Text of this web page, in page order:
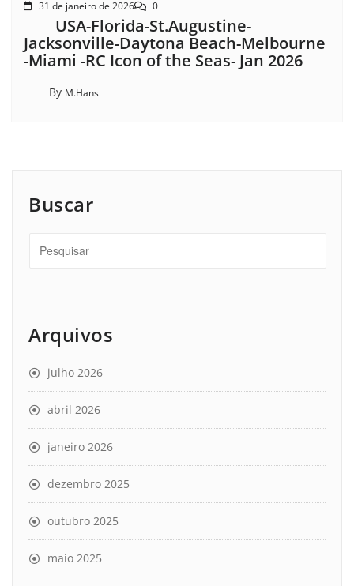
31 de janeiro de 2026 0
USA-Florida-St.Augustine-
Jacksonville-Daytona Beach-Melbourne
-Miami -RC Icon of the Seas- Jan 2026
By M.Hans
Buscar
Arquivos
julho 2026
abril 2026
janeiro 2026
dezembro 2025
outubro 2025
maio 2025